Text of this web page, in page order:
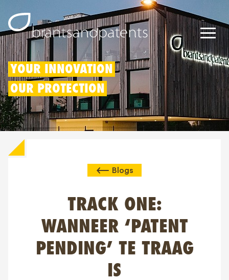
Octrooien
Merken
Modellen
Jobs
FAQ
Contact
YOUR INNOVATION
OUR PROTECTION
Blogs
TRACK ONE:
WANNEER ‘PATENT
PENDING’ TE TRAAG
IS